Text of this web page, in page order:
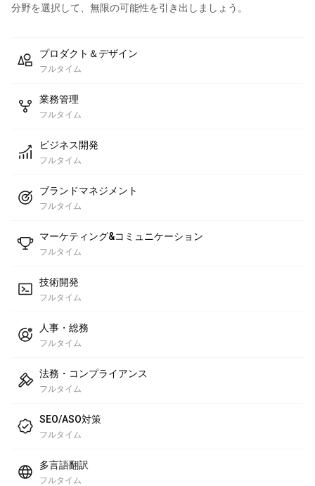
分野を選択して、無限の可能性を引き出しましょう。
プロダクト＆デザイン
フルタイム
業務管理
フルタイム
ビジネス開発
フルタイム
ブランドマネジメント
フルタイム
マーケティング&コミュニケーション
フルタイム
技術開発
フルタイム
人事・総務
フルタイム
法務・コンプライアンス
フルタイム
SEO/ASO対策
フルタイム
多言語翻訳
フルタイム